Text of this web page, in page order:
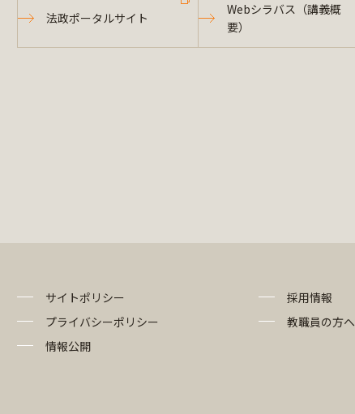
法政ポータルサイト
Webシラバス（講義概
要）
サイトポリシー
プライバシーポリシー
情報公開
採用情報
教職員の方へ